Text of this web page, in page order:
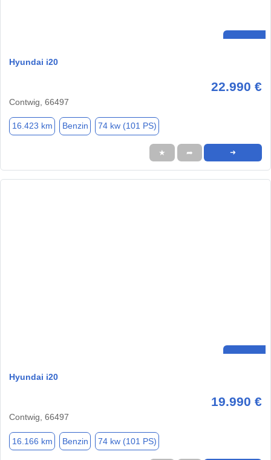
Hyundai i20
22.990 €
Contwig, 66497
16.423 km Benzin 74 kw (101 PS)
★ ➦ ➜
Hyundai i20
19.990 €
Contwig, 66497
16.166 km Benzin 74 kw (101 PS)